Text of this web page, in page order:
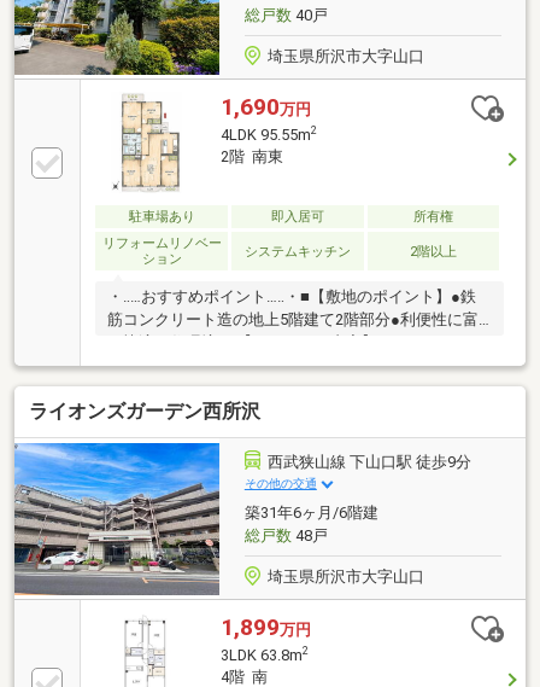
のお部屋も太陽の光が差し込む明るい空間です ぜ
ひお問い合わせください！
総戸数40戸
埼玉県所沢市大字山口
1,690万円
4LDK 95.55m2
2階 南東
駐車場あり 即入居可
所有権
リフォームリノベー
ション
システムキッチン 2階以上
・‥…おすすめポイント…‥・■【敷地のポイント】●鉄
筋コンクリート造の地上5階建て2階部分●利便性に富
チン交換●フローリング・壁・天井クロス貼替●洗面化
粧台●給湯器●浴室交換●建具・‥…ライフインフォメー
ション…‥・■小学校まで徒歩7分■中学校まで徒歩17分
■スーパーまで徒歩10分■コンビニまで徒歩5分
ライオンズガーデン西所沢
西武狭山線 下山口駅 徒歩9分
その他の交通
築31年6ヶ月/6階建
総戸数48戸
埼玉県所沢市大字山口
1,899万円
3LDK 63.8m2
4階 南